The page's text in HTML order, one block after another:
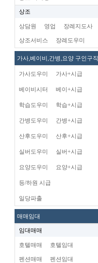
상조
상담원 영업 장례지도사
상조서비스 장례도우미
가사,베이비,간병,요양 구인구직
가사도우미 가사+시급
베이비시터 베이+시급
학습도우미 학습+시급
간병도우미 간병+시급
산후도우미 산후+시급
실버도우미 실버+시급
요양도우미 요양+시급
등/하원 시급
일당파출
매매임대
임대매매
호텔매매 호텔임대
펜션매매 펜션임대